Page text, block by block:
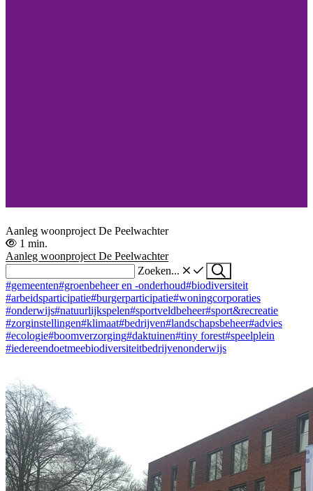
Aanleg woonproject De Peelwachter
1 min.
Aanleg woonproject De Peelwachter
Zoeken...
#gemeenten#groenbeheer en -onderhoud#biodiversiteit
#arbeidsparticipatie#burgerparticipatie#woningcorporaties
#onderwijs#natuurlijkspelen#sportveldbeheer#sport&recreatie
#zorginstellingen#klimaat#bedrijven#landschapsbeheer#advies
#ecologie#boomverzorging#daktuinen#tiny forest#speelplein
#iedereendoetmeebiodiversiteitbedrijvenonderwijs